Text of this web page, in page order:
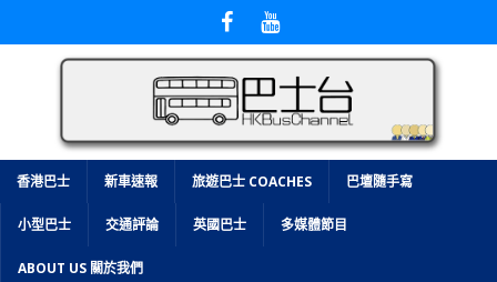
香港巴士 新車速報 旅遊巴士 COACHES 巴壇隨手寫
小型巴士 交通評論 英國巴士 多媒體節目
ABOUT US 關於我們